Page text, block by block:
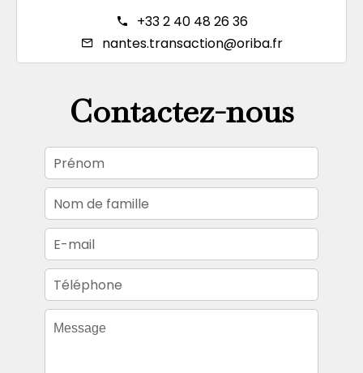
+33 2 40 48 26 36
nantes.transaction@oriba.fr
Contactez-nous